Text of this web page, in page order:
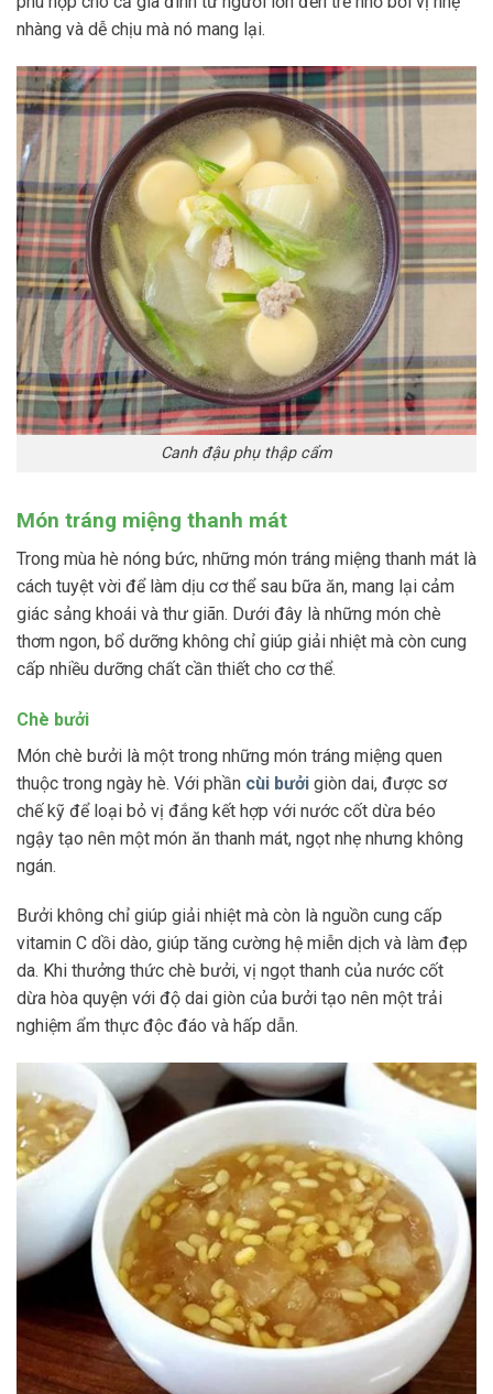
nhàng và dễ chịu mà nó mang lại.
Canh đậu phụ thập cẩm
Món tráng miệng thanh mát
Trong mùa hè nóng bức, những món tráng miệng thanh mát là
cách tuyệt vời để làm dịu cơ thể sau bữa ăn, mang lại cảm
giác sảng khoái và thư giãn. Dưới đây là những món chè
thơm ngon, bổ dưỡng không chỉ giúp giải nhiệt mà còn cung
cấp nhiều dưỡng chất cần thiết cho cơ thể.
Chè bưởi
Món chè bưởi là một trong những món tráng miệng quen
thuộc trong ngày hè. Với phần cùi bưởi giòn dai, được sơ
chế kỹ để loại bỏ vị đắng kết hợp với nước cốt dừa béo
ngậy tạo nên một món ăn thanh mát, ngọt nhẹ nhưng không
ngán.
Bưởi không chỉ giúp giải nhiệt mà còn là nguồn cung cấp
vitamin C dồi dào, giúp tăng cường hệ miễn dịch và làm đẹp
da. Khi thưởng thức chè bưởi, vị ngọt thanh của nước cốt
dừa hòa quyện với độ dai giòn của bưởi tạo nên một trải
nghiệm ẩm thực độc đáo và hấp dẫn.